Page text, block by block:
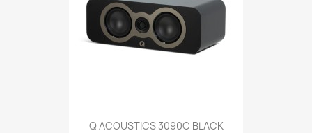
Q ACOUSTICS 3090C BLACK